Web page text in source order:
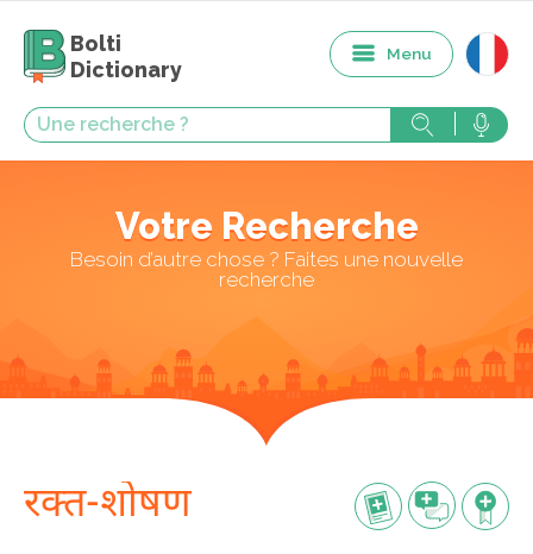
Bolti
Dictionary
Menu
Votre Recherche
Besoin d’autre chose ? Faites une nouvelle
recherche
रक्त-शोषण